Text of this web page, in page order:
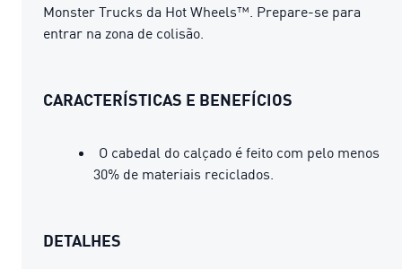
Monster Trucks da Hot Wheels™. Prepare-se para
entrar na zona de colisão.
CARACTERÍSTICAS E BENEFÍCIOS
O cabedal do calçado é feito com pelo menos
30% de materiais reciclados.
DETALHES